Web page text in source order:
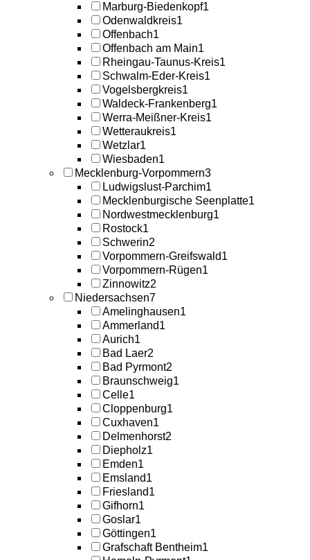
Marburg-Biedenkopf1
Odenwaldkreis1
Offenbach1
Offenbach am Main1
Rheingau-Taunus-Kreis1
Schwalm-Eder-Kreis1
Vogelsbergkreis1
Waldeck-Frankenberg1
Werra-Meißner-Kreis1
Wetteraukreis1
Wetzlar1
Wiesbaden1
Mecklenburg-Vorpommern3
Ludwigslust-Parchim1
Mecklenburgische Seenplatte1
Nordwestmecklenburg1
Rostock1
Schwerin2
Vorpommern-Greifswald1
Vorpommern-Rügen1
Zinnowitz2
Niedersachsen7
Amelinghausen1
Ammerland1
Aurich1
Bad Laer2
Bad Pyrmont2
Braunschweig1
Celle1
Cloppenburg1
Cuxhaven1
Delmenhorst2
Diepholz1
Emden1
Emsland1
Friesland1
Gifhorn1
Goslar1
Göttingen1
Grafschaft Bentheim1